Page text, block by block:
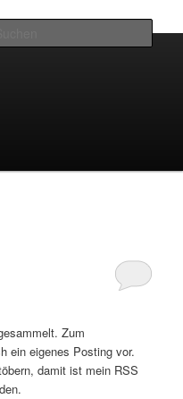
Zum
ein eigenes Posting vor.
damit ist mein RSS